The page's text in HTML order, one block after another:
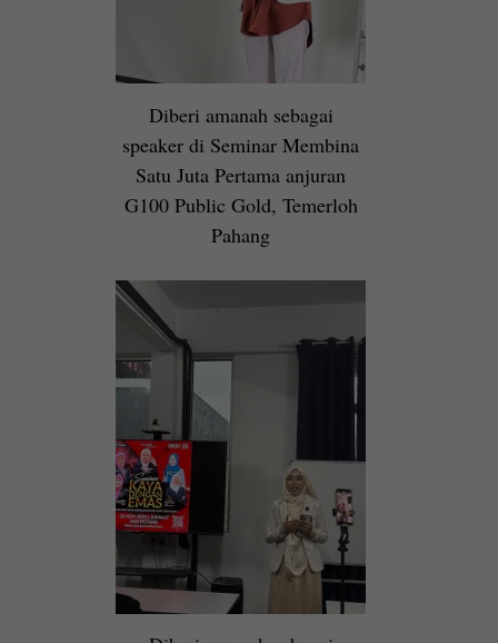
Diberi amanah sebagai
speaker di Seminar Membina
Satu Juta Pertama anjuran
G100 Public Gold, Temerloh
Pahang